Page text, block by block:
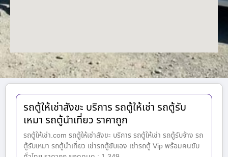
รถตู้ให้เช่าสังขะ บริการ รถตู้ให้เช่า รถตู้รับ
เหมา รถตู้นำเที่ยว ราคาถูก
รถตู้ให้เช่า.com รถตู้ให้เช่าสังขะ บริการ รถตู้ให้เช่า รถตู้รับจ้าง รถ
ตู้รับเหมา รถตู้นำเที่ยว เช่ารถตู้ขับเอง เช่ารถตู้ Vip พร้อมคนขับ